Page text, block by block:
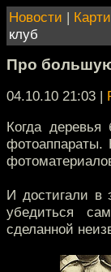
Новости |
клуб
Про
04.10.10 21:03 |
Когда
фотоаппараты.
И достигали в
убедиться
сделанной